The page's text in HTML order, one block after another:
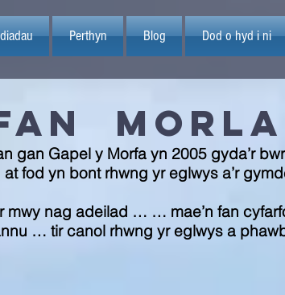
Perthyn Blog Dod o hyd i ni
gan Gapel y Morfa yn 2005 gyda’r
at fod yn bont rhwng yr eglwys a’r
mwy nag adeilad … … mae’n fan
… tir canol rhwng yr eglwys a